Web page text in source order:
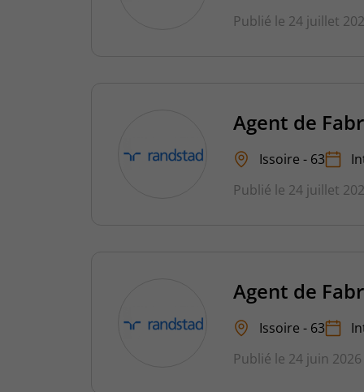
Publié le 24 juillet
Agent de
Issoire - 63
Publié le 24 juillet
Agent de
Issoire - 63
Publié le 24 juin 2026